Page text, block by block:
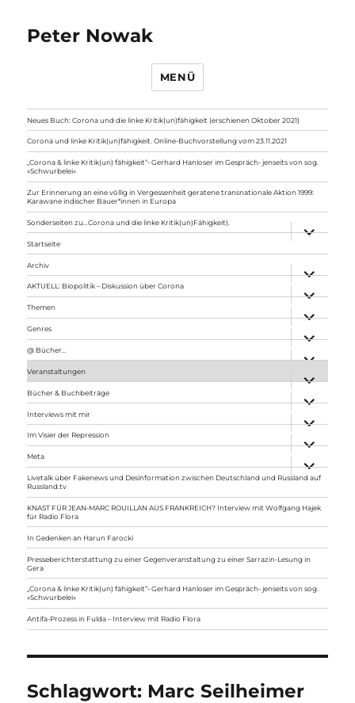
Peter Nowak
MENÜ
Neues Buch: Corona und die linke Kritik(un)fähigkeit (erschienen Oktober 2021)
Corona und linke Kritik(un)fähigkeit. Online-Buchvorstellung vom 23.11.2021
„Corona & linke Kritik(un) fähigkeit“- Gerhard Hanloser im Gespräch- jenseits von sog.
»Schwurbelei«
Zur Erinnerung an eine völlig in Vergessenheit geratene transnationale Aktion 1999:
Karawane indischer Bauer*innen in Europa
Sonderseiten zu…Corona und die linke Kritik(un)Fähigkeit).
anzeigen
Startseite
Archiv
anzeigen
AKTUELL: Biopolitik – Diskussion über Corona
anzeigen
Themen
anzeigen
Genres
anzeigen
@ Bücher…
Veranstaltungen
anzeigen
Bücher & Buchbeiträge
anzeigen
Interviews mit mir
anzeigen
Im Visier der Repression
anzeigen
Meta
anzeigen
Livetalk über Fakenews und Desinformation zwischen Deutschland und Russland auf
Russland.tv
KNAST FÜR JEAN-MARC ROUILLAN AUS FRANKREICH? Interview mit Wolfgang Hajek
für Radio Flora
In Gedenken an Harun Farocki
Presseberichterstattung zu einer Gegenveranstaltung zu einer Sarrazin-Lesung in
Gera
„Corona & linke Kritik(un) fähigkeit“- Gerhard Hanloser im Gespräch- jenseits von sog.
»Schwurbelei«
Antifa-Prozess in Fulda – Interview mit Radio Flora
Schlagwort: Marc Seilheimer